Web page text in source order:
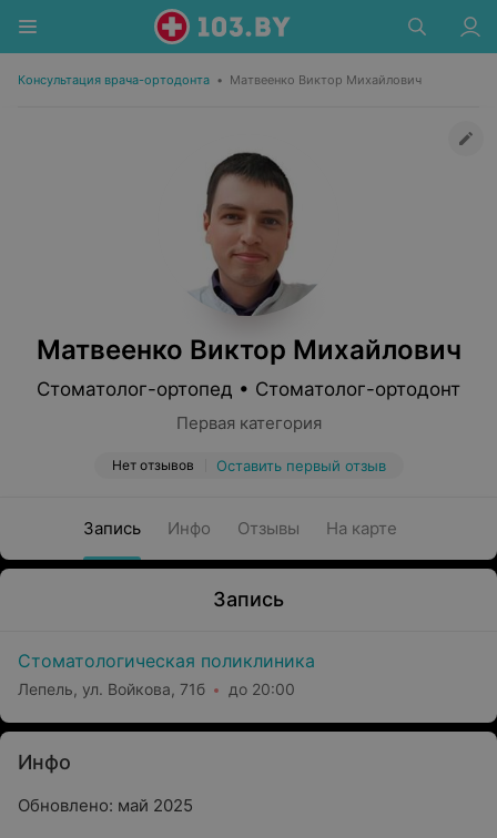
Консультация врача-ортодонта • Матвеенко Виктор Михайлович
Матвеенко Виктор Михайлович
Стоматолог-ортопед • Стоматолог-ортодонт
Первая категория
Нет отзывов Оставить первый отзыв
Запись Инфо Отзывы На карте
Запись
Стоматологическая поликлиника
Лепель, ул. Войкова, 71б до 20:00
Инфо
Обновлено: май 2025